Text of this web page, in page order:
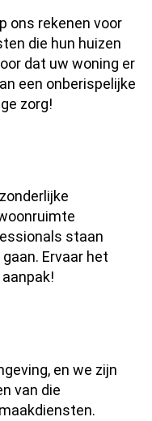
ons rekenen voor
die hun huizen
dat uw woning er
een onberispelijke
zorg!
staan
Ervaar het
en we zijn
van die